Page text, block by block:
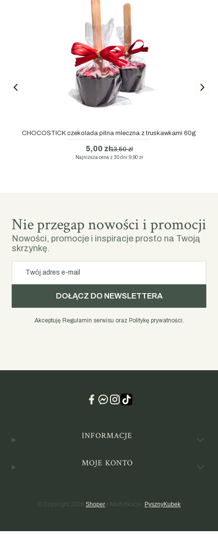
CHOCOSTICK czekolada pitna mleczna z truskawkami 60g
5,00 zł13,50 zł
Najniższa cena z 30 dni:9,90 zł
Nie przegap nowości i promocji
Nowości, promocje i inspiracje prosto na Twoją
skrzynkę.
Twój adres e-mail
DOŁĄCZ DO NEWSLETTERA
Akceptuję Regulamin serwisu oraz Politykę prywatności.
Linki w stopceINFORMACJE
MOJE KONTO
© Copyright 2026 Shoper • Modyfikacje: PysznyKubek